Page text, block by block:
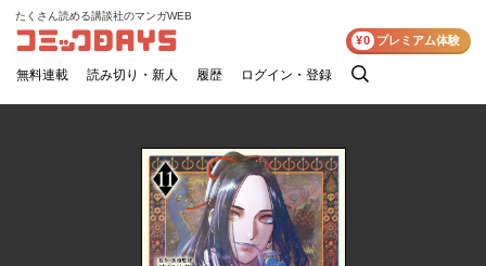
コミックDAYS
たくさん読める講談社のマンガWEB
無料連載 読み切り・新人 履歴 ログイン・登録
検
¥0 プレミアム体験